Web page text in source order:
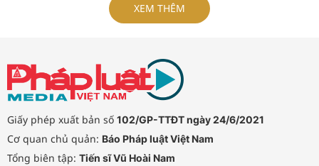
XEM THÊM
Giấy phép xuất bản số 102/GP-TTĐT ngày 24/6/2021
Cơ quan chủ quản: Báo Pháp luật Việt Nam
Tổng biên tập: Tiến sĩ Vũ Hoài Nam